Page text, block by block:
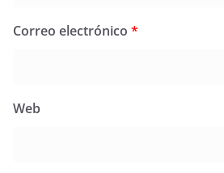
Correo electrónico *
Web